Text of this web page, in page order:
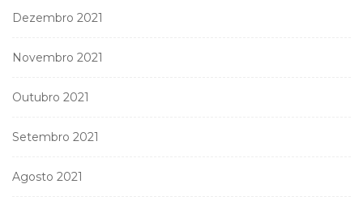
Dezembro 2021
Novembro 2021
Outubro 2021
Setembro 2021
Agosto 2021